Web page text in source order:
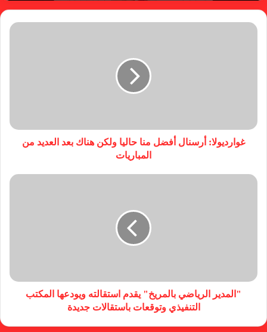
غوارديولا: أرسنال أفضل منا حاليا ولكن هناك بعد العديد من
المباريات
"المدير الرياضي بالمريخ" يقدم استقالته ويودعها المكتب
التنفيذي وتوقعات باستقالات جديدة